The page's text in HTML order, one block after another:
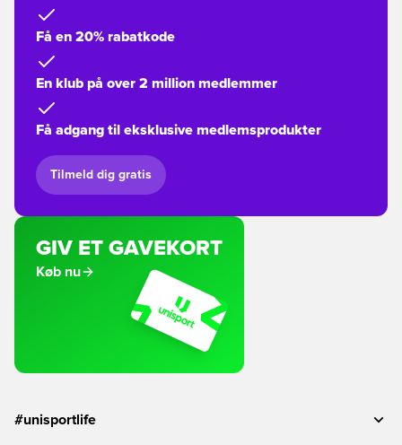
Få en 20% rabatkode
En klub på over 2 million medlemmer
Få adgang til eksklusive medlemsprodukter
Tilmeld dig gratis
GIV ET GAVEKORT
Køb nu
#unisportlife